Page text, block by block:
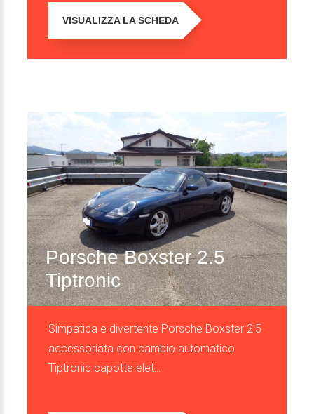
VISUALIZZA LA SCHEDA
Porsche Boxster 2.5
Tiptronic
Simpatica e divertente Porsche Boxster 2.5
accessoriata con cambio automatico
Tiptronic capotte elet...